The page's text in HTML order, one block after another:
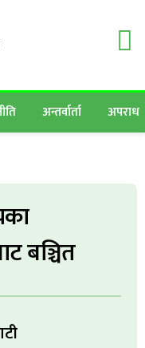
अन्तर्वार्ता अपराध
बञ्चित